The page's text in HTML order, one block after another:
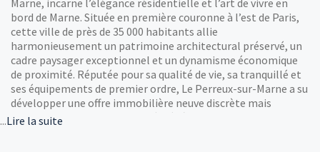
Marne, incarne l’élégance résidentielle et l’art de vivre en
bord de Marne. Située en première couronne à l’est de Paris,
cette ville de près de 35 000 habitants allie
harmonieusement un patrimoine architectural préservé, un
cadre paysager exceptionnel et un dynamisme économique
de proximité. Réputée pour sa qualité de vie, sa tranquillé et
ses équipements de premier ordre, Le Perreux-sur-Marne a su
développer une offre immobilière neuve discrète mais
qualitative, parfaitement intégrée à son environnement. La
...Lire la suite